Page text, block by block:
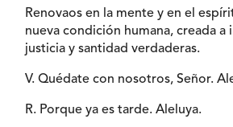
Renovaos en la mente y en el
nueva condición humana, creada a
justicia y santidad verdaderas.
V. Quédate con nosotros, Señor.
R. Porque ya es tarde. Aleluya.